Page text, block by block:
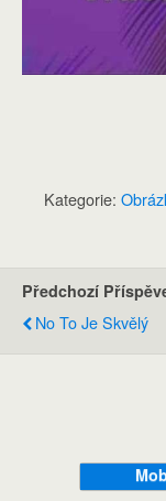
Kategorie:
Předchozí
No To Je Skvělý